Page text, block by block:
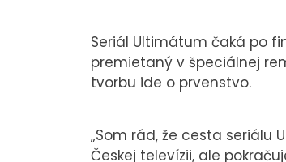
Seriál Ultimátum čaká po
premietaný v špeciálnej
tvorbu ide o prvenstvo.
„Som rád, že cesta
Českej televízii, ale